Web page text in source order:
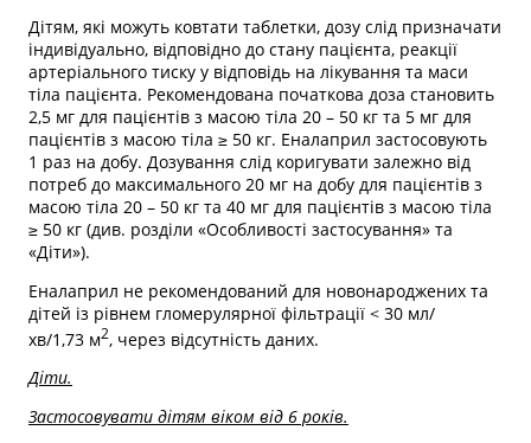
Дітям, які можуть ковтати таблетки, дозу слід призначати
індивідуально, відповідно до стану пацієнта, реакції
артеріального тиску у відповідь на лікування та маси
тіла пацієнта. Рекомендована початкова доза становить
2,5 мг для пацієнтів з масою тіла 20 – 50 кг та 5 мг для
пацієнтів з масою тіла ≥ 50 кг. Еналаприл застосовують
1 раз на добу. Дозування слід коригувати залежно від
потреб до максимального 20 мг на добу для пацієнтів з
масою тіла 20 – 50 кг та 40 мг для пацієнтів з масою тіла
≥ 50 кг (див. розділи «Особливості застосування» та
«Діти»).
Еналаприл не рекомендований для новонароджених та
дітей із рівнем гломерулярної фільтрації < 30 мл/
хв/1,73 м2, через відсутність даних.
Діти.
Застосовувати дітям віком від 6 років.